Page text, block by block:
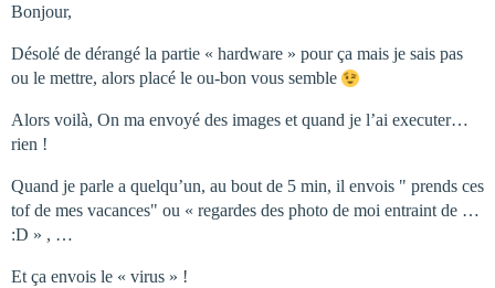
Bonjour,
Désolé de dérangé la partie « hardware » pour ça mais je sais pas
ou le mettre, alors placé le ou-bon vous semble
Alors voilà, On ma envoyé des images et quand je l’ai executer…
rien !
Quand je parle a quelqu’un, au bout de 5 min, il envois " prends ces
tof de mes vacances" ou « regardes des photo de moi entraint de …
:D » , …
Et ça envois le « virus » !